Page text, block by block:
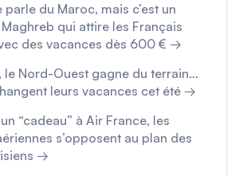
du Maroc, mais c’est un
qui attire les Français
des vacances dès 600 € →
le Nord-Ouest gagne du terrain…
leurs vacances cet été →
“cadeau” à Air France, les
s’opposent au plan des
→